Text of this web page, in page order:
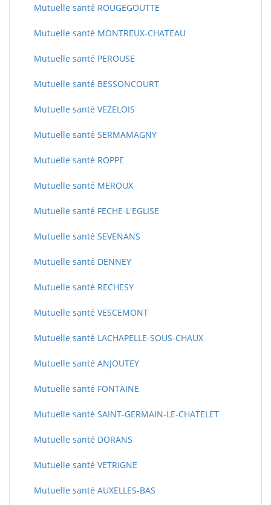
Mutuelle santé ROUGEGOUTTE
Mutuelle santé MONTREUX-CHATEAU
Mutuelle santé PEROUSE
Mutuelle santé BESSONCOURT
Mutuelle santé VEZELOIS
Mutuelle santé SERMAMAGNY
Mutuelle santé ROPPE
Mutuelle santé MEROUX
Mutuelle santé FECHE-L'EGLISE
Mutuelle santé SEVENANS
Mutuelle santé DENNEY
Mutuelle santé RECHESY
Mutuelle santé VESCEMONT
Mutuelle santé LACHAPELLE-SOUS-CHAUX
Mutuelle santé ANJOUTEY
Mutuelle santé FONTAINE
Mutuelle santé SAINT-GERMAIN-LE-CHATELET
Mutuelle santé DORANS
Mutuelle santé VETRIGNE
Mutuelle santé AUXELLES-BAS